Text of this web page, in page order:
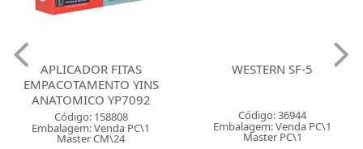
APLICADOR FITAS
EMPACOTAMENTO YINS
ANATOMICO YP7092
Código: 158808
Embalagem: Venda PC\1
Master CM\24
WESTERN SF-5
Código: 36944
Embalagem: Venda PC\1
Master PC\1